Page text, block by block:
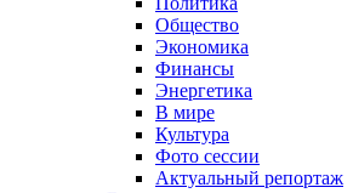
Общество
Экономика
Финансы
Энергетика
В мире
Культура
Фото сессии
Актуальный репортаж